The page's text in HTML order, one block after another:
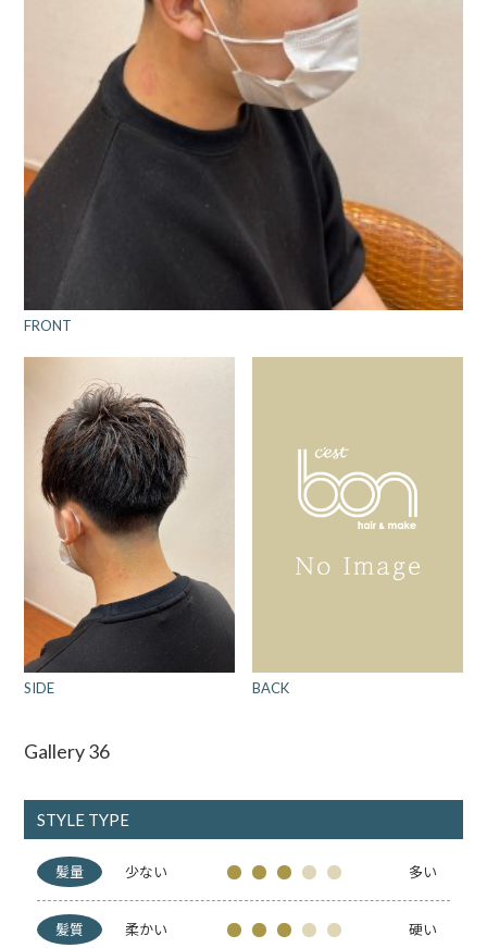
FRONT
SIDE BACK
Gallery 36
STYLE TYPE
髪量 少ない 多い
髪質 柔かい 硬い